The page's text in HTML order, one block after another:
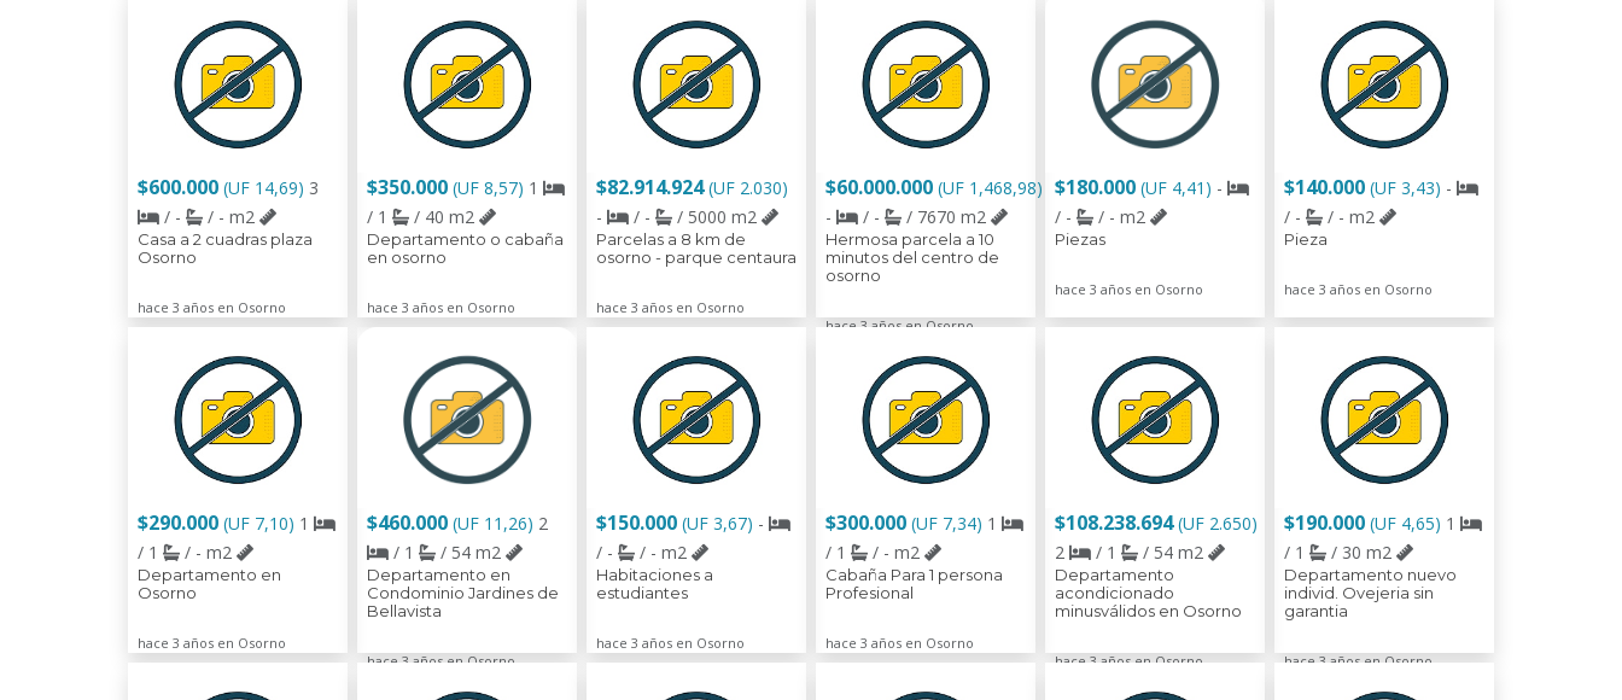
$600.000 (UF 14,69) 3
/ -
/ - m2
Casa a 2 cuadras plaza
Osorno
hace 3 años en Osorno
$350.000 (UF 8,57) 1
/ 1
/ 40 m2
Departamento o cabaña
en osorno
hace 3 años en Osorno
$82.914.924(UF 2.030)
-
/ - / 5000 m2
Parcelas a 8 km de
osorno - parque centaura
hace 3 años en Osorno
$60.000.000 (UF 1,468,98)
-
/ - / 7670 m2
Hermosa parcela a 10
minutos del centro de
osorno
hace 3 años en Osorno
$180.000 (UF 4,41) -
/ -
/ - m2
Piezas
hace 3 años en Osorno
$140.000 (UF 3,43) -
/ -
/ - m2
Pieza
hace 3 años en Osorno
$290.000 (UF 7,10) 1
/ 1
/ - m2
Departamento en
Osorno
hace 3 años en Osorno
$460.000 (UF 11,26) 2
/ 1
/ 54 m2
Departamento en
Condominio Jardines de
Bellavista
hace 3 años en Osorno
$150.000 (UF 3,67) -
/ -
/ - m2
Habitaciones a
estudiantes
hace 3 años en Osorno
$300.000 (UF 7,34) 1
/ 1
/ - m2
Cabaña Para 1 persona
Profesional
hace 3 años en Osorno
$108.238.694(UF 2.650)
2
/ 1 / 54 m2
Departamento
acondicionado
minusválidos en Osorno
hace 3 años en Osorno
$190.000 (UF 4,65) 1
/ 1
/ 30 m2
Departamento nuevo
individ. Ovejeria sin
garantia
hace 3 años en Osorno